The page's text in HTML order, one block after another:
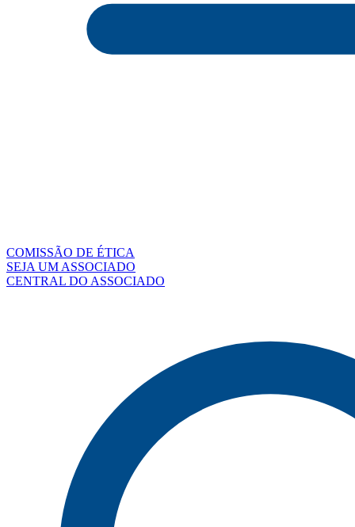
COMISSÃO DE ÉTICA
SEJA UM ASSOCIADO
CENTRAL DO ASSOCIADO